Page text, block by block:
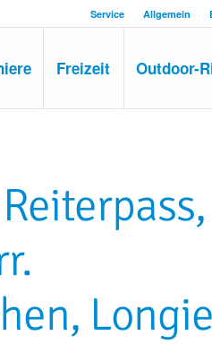
Service Allgemein
Freizeit Outdoor-